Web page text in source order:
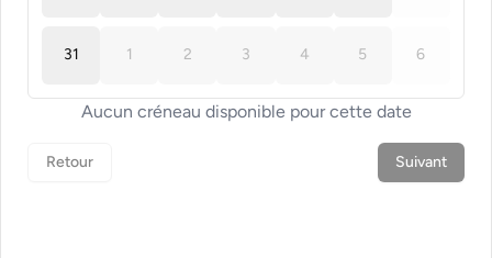
31 1 2 3 4 5 6
Aucun créneau disponible pour cette date
Retour Suivant